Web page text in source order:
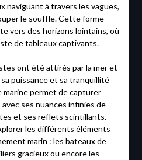
naviguant à travers les vagues,
le souffle. Cette forme
vers des horizons lointains, où
de tableaux captivants.
ont été attirés par la mer et
puissance et sa tranquillité
marine permet de capturer
avec ses nuances infinies de
et ses reflets scintillants.
les différents éléments
marin : les bateaux de
gracieux ou encore les